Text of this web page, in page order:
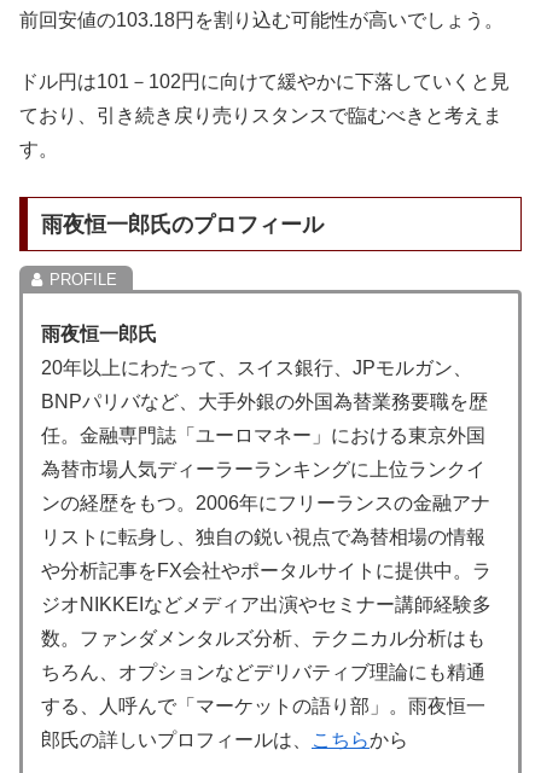
前回安値の103.18円を割り込む可能性が高いでしょう。
ドル円は101－102円に向けて緩やかに下落していくと見
ており、引き続き戻り売りスタンスで臨むべきと考えま
す。
雨夜恒一郎氏のプロフィール
雨夜恒一郎氏
20年以上にわたって、スイス銀行、JPモルガン、
BNPパリバなど、大手外銀の外国為替業務要職を歴
任。金融専門誌「ユーロマネー」における東京外国
為替市場人気ディーラーランキングに上位ランクイ
ンの経歴をもつ。2006年にフリーランスの金融アナ
リストに転身し、独自の鋭い視点で為替相場の情報
や分析記事をFX会社やポータルサイトに提供中。ラ
ジオNIKKEIなどメディア出演やセミナー講師経験多
数。ファンダメンタルズ分析、テクニカル分析はも
ちろん、オプションなどデリバティブ理論にも精通
する、人呼んで「マーケットの語り部」。雨夜恒一
郎氏の詳しいプロフィールは、
こちらから